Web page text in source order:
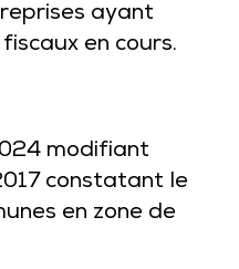
ayant
en cours.
modifiant
constatant le
en zone de